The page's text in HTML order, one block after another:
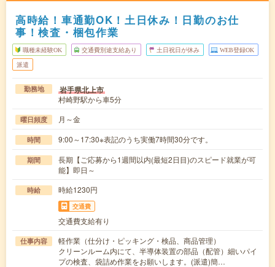
高時給！車通勤OK！土日休み！日勤のお仕
事！検査・梱包作業
職種未経験OK 交通費別途支給あり 土日祝日が休み WEB登録OK
派遣
勤務地 岩手県北上市
村崎野駅から車5分
曜日頻度 月～金
時間 9:00～17:30※表記のうち実働7時間30分です。
期間
長期【ご応募から1週間以内(最短2日目)のスピード就業が可
能】即日～
時給 時給1230円
交通費
交通費支給有り
仕事内容
軽作業（仕分け・ピッキング・検品、商品管理）
クリーンルーム内にて、半導体装置の部品（配管）細いパイ
プの検査、袋詰め作業をお願いします。(派遣)簡…